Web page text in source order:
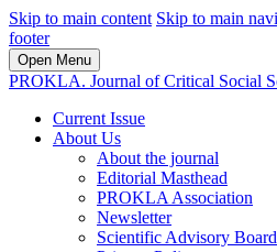
Skip to main content Skip to main
footer
Open Menu
PROKLA. Journal of Critical Social
Current Issue
About Us
About the journal
Editorial Masthead
PROKLA Association
Newsletter
Scientific Advisory Board